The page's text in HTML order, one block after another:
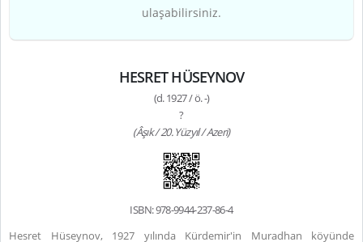
ulaşabilirsiniz.
HESRET HÜSEYNOV
(d. 1927 / ö. -)
?
(Âşık / 20. Yüzyıl / Azeri)
ISBN: 978-9944-237-86-4
Hesret Hüseynov, 1927 yılında Kürdemir'in Muradhan köyünde